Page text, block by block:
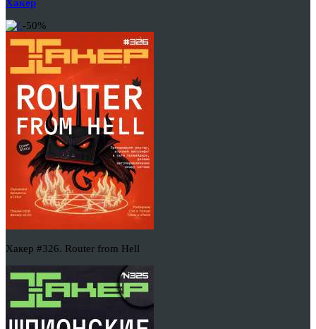
Хакер
-50%
Хакер #326. Router from Hell